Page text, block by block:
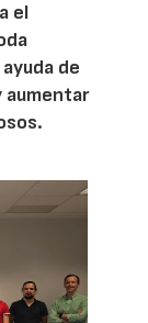
el
de
aumentar